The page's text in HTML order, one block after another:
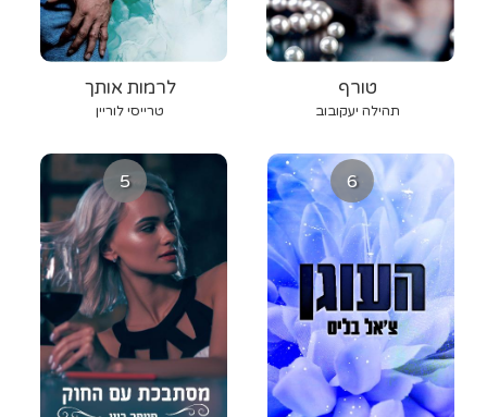
לרמות אותך
טרייסי לוריין
טורף
תהילה יעקובוב
5 6